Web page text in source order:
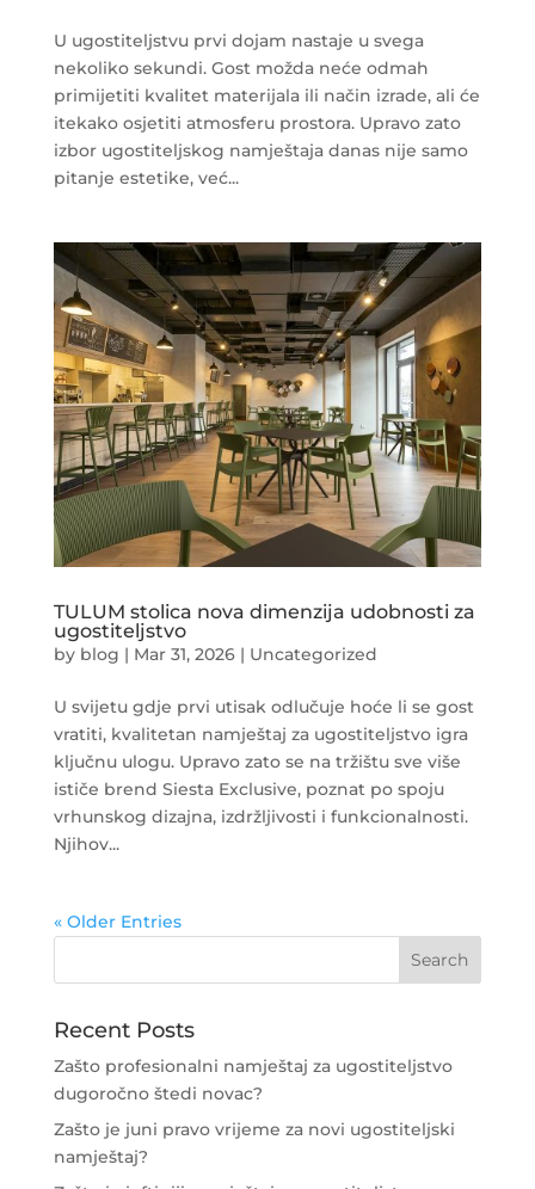
U ugostiteljstvu prvi dojam nastaje u svega
nekoliko sekundi. Gost možda neće odmah
primijetiti kvalitet materijala ili način izrade, ali će
itekako osjetiti atmosferu prostora. Upravo zato
izbor ugostiteljskog namještaja danas nije samo
pitanje estetike, već...
TULUM stolica nova dimenzija udobnosti za
ugostiteljstvo
by blog | Mar 31, 2026| Uncategorized
U svijetu gdje prvi utisak odlučuje hoće li se gost
vratiti, kvalitetan namještaj za ugostiteljstvo igra
ključnu ulogu. Upravo zato se na tržištu sve više
ističe brend Siesta Exclusive, poznat po spoju
vrhunskog dizajna, izdržljivosti i funkcionalnosti.
Njihov...
« Older Entries
Recent Posts
Zašto profesionalni namještaj za ugostiteljstvo
dugoročno štedi novac?
Zašto je juni pravo vrijeme za novi ugostiteljski
namještaj?